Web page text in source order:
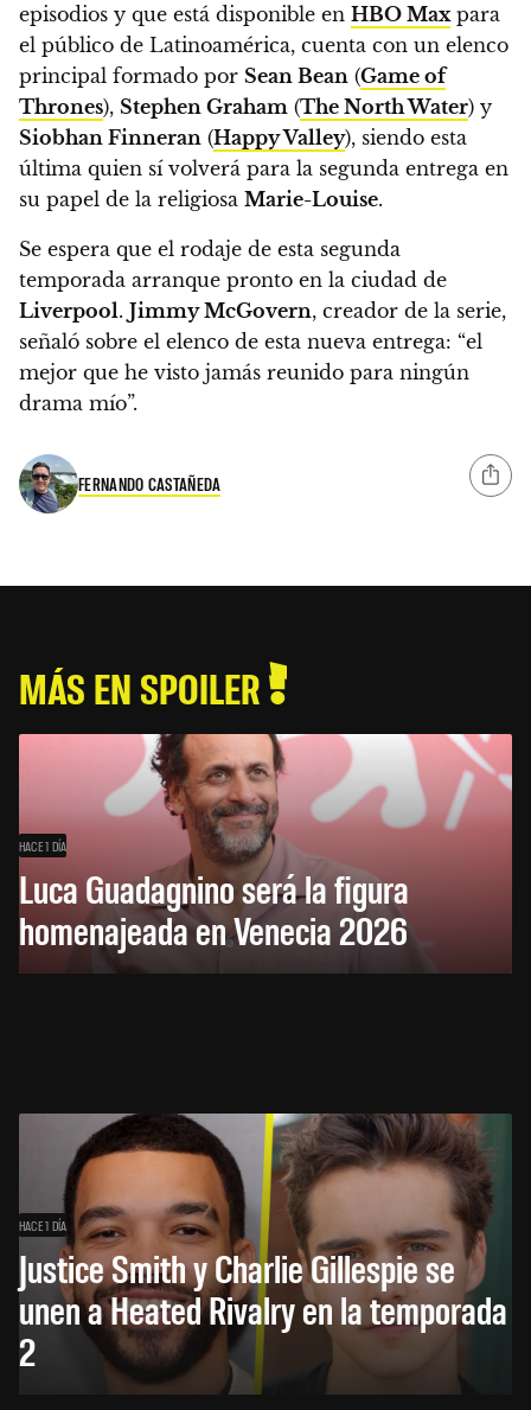
episodios y que está disponible en HBO Max para
el público de Latinoamérica, cuenta con un elenco
principal formado por Sean Bean (Game of
Thrones), Stephen Graham (The North Water) y
Siobhan Finneran (Happy Valley), siendo esta
última quien sí volverá para la segunda entrega en
su papel de la religiosa Marie-Louise.
Se espera que el rodaje de esta segunda
temporada arranque pronto en la ciudad de
Liverpool. Jimmy McGovern, creador de la serie,
señaló sobre el elenco de esta nueva entrega: “el
mejor que he visto jamás reunido para ningún
drama mío”.
FERNANDO CASTAÑEDA
MÁS EN SPOILER
HACE 1 DÍA
Luca Guadagnino será la figura
homenajeada en Venecia 2026
HACE 1 DÍA
Justice Smith y Charlie Gillespie se
unen a Heated Rivalry en la temporada
2